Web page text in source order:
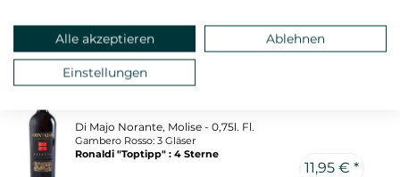
Gambero Rosso: 3 Gläser
Ronaldi "Toptipp" : 4 Sterne
10,95 €
10,45 € *
Di Majo Norante, Molise - 0,75l. Fl.
Gambero Rosso: 3 Gläser
Ronaldi "Toptipp" : 4 Sterne
11,95 € *
Alle akzeptieren Ablehnen
Einstellungen